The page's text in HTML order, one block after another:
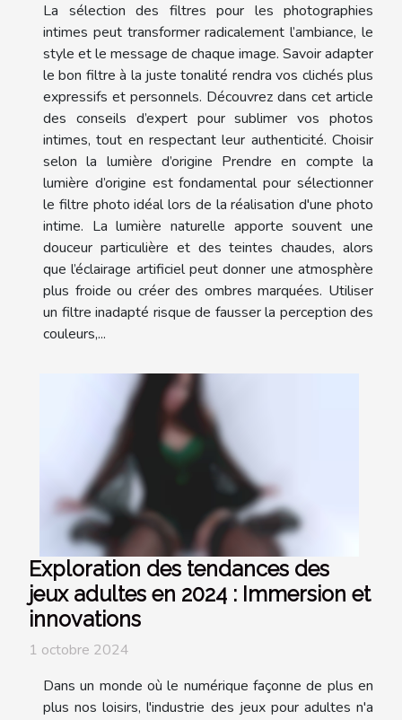
La sélection des filtres pour les photographies
intimes peut transformer radicalement l’ambiance, le
style et le message de chaque image. Savoir adapter
le bon filtre à la juste tonalité rendra vos clichés plus
expressifs et personnels. Découvrez dans cet article
des conseils d’expert pour sublimer vos photos
intimes, tout en respectant leur authenticité. Choisir
selon la lumière d’origine Prendre en compte la
lumière d’origine est fondamental pour sélectionner
le filtre photo idéal lors de la réalisation d'une photo
intime. La lumière naturelle apporte souvent une
douceur particulière et des teintes chaudes, alors
que l’éclairage artificiel peut donner une atmosphère
plus froide ou créer des ombres marquées. Utiliser
un filtre inadapté risque de fausser la perception des
couleurs,...
Exploration des tendances des
jeux adultes en 2024 : Immersion et
innovations
1 octobre 2024
Dans un monde où le numérique façonne de plus en
plus nos loisirs, l'industrie des jeux pour adultes n'a